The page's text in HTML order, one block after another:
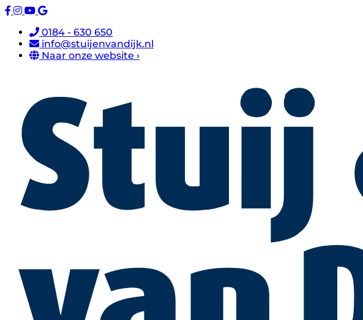
0184 - 630 650
info@stuijenvandijk.nl
Naar onze website ›